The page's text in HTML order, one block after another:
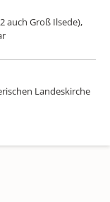
auch Groß Ilsede),
Landeskirche